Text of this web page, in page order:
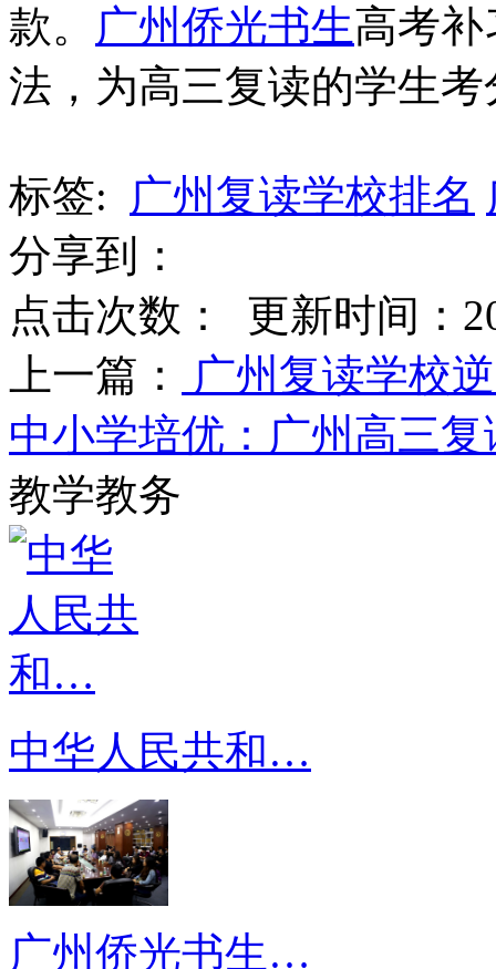
款。 广州侨光书生高考
法，为高三复读的学生
标签: 广州复读学校排名
分享到：
点击次数：
更新时间：
上一篇：
广州复读学校
中小学培优：广州高三
教学教务
中华人民共和…
广州侨光书生…